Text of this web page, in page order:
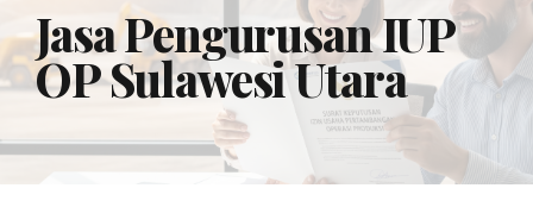
Jasa Pengurusan IUP
OP Sulawesi Utara